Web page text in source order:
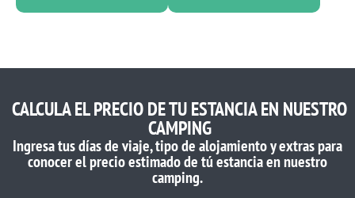
CALCULA EL PRECIO DE TU ESTANCIA EN NUESTRO
CAMPING
Ingresa tus días de viaje, tipo de alojamiento y extras para
conocer el precio estimado de tú estancia en nuestro
camping.